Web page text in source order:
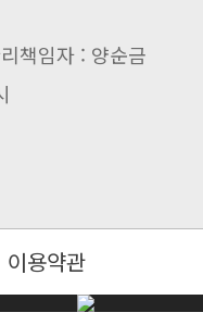
책임자 : 양순금
이용약관